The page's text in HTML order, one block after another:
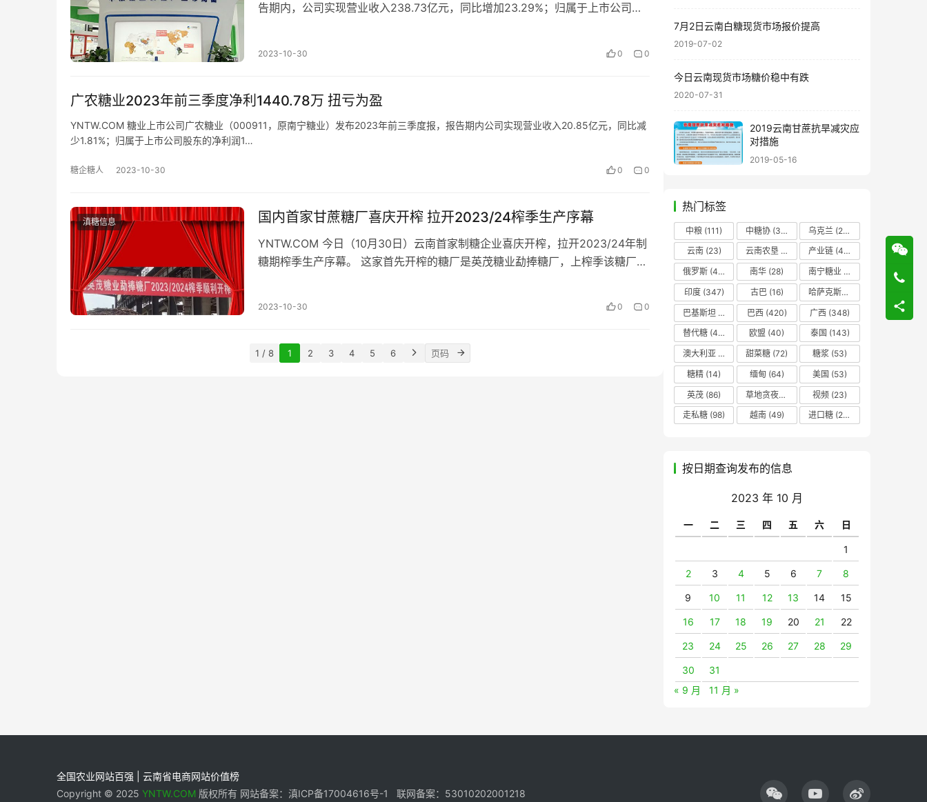
告期内，公司实现营业收入238.73亿元，同比增加23.29%；归属于上市公司股
2023-10-30 0 0
广农糖业2023年前三季度净利1440.78万 扭亏为盈
YNTW.COM 糖业上市公司广农糖业（000911，原南宁糖业）发布2023年前三季度报，报告期内公司实现营业收入20.85亿元，同比减
少1.81%；归属于上市公司股东的净利润1…
糖企糖人 2023-10-30 0 0
滇糖信息 国内首家甘蔗糖厂喜庆开榨 拉开2023/24榨季生产序幕
YNTW.COM 今日（10月30日）云南首家制糖企业喜庆开榨，拉开2023/24年制
糖期榨季生产序幕。 这家首先开榨的糖厂是英茂糖业勐捧糖厂，上榨季该糖厂也
2023-10-30 0 0
1 / 8 1 2 3 4 5 6
7月2日云南白糖现货市场报价提高
2019-07-02
今日云南现货市场糖价稳中有跌
2020-07-31
2019云南甘蔗抗旱减灾应
对措施
2019-05-16
热门标签
中粮 (111) 中糖协 (37) 乌克兰 (20)
云南(23) 云南农垦 产业链 (42)
俄罗斯 (43) 南华 (28) 南宁糖业
印度(347) 古巴(16) 哈萨克斯坦
巴基斯坦
巴西(420) 广西 (348)
替代糖 (48) 欧盟 (40) 泰国 (143)
澳大利亚
甜菜糖 (72) 糖浆 (53)
糖精 (14) 缅甸 (64) 美国 (53)
英茂 (86) 草地贪夜蛾 视频 (23)
走私糖 (98) 越南(49) 进口糖 (236)
按日期查询发布的信息
2023 年 10 月
一 二 三 四 五 六 日
1
2 3 4 5 6 7 8
9 10 11 12 13 14 15
16 17 18 19 20 21 22
23 24 25 26 27 28 29
30
31
« 9 月
11 月 »
全国农业网站百强 | 云南省电商网站价值榜
Copyright © 2025 YNTW.COM 版权所有 网站备案：滇ICP备17004616号-1 联网备案：53010202001218